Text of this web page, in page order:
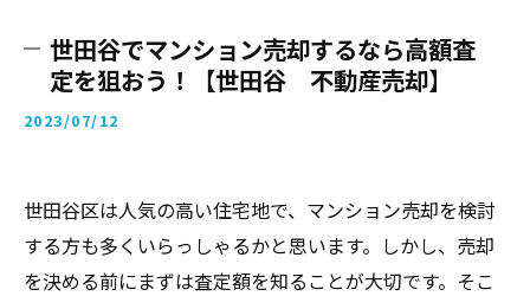
世田谷でマンション売却するなら高額査
定を狙おう！【世田谷 不動産売却】
2023/07/12
世田谷区は人気の高い住宅地で、マンション売却を検討
する方も多くいらっしゃるかと思います。しかし、売却
を決める前にまずは査定額を知ることが大切です。そこ